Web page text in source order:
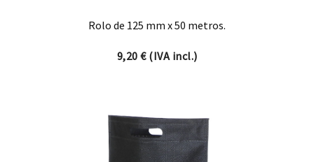
Rolo de 125 mm x 50 metros.
9,20 €(IVA incl.)